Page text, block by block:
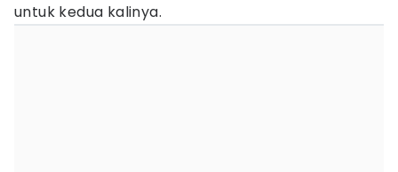
untuk kedua kalinya.